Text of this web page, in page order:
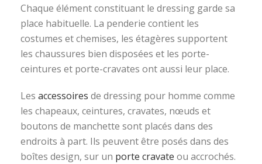
Chaque élément constituant le dressing garde sa
place habituelle. La penderie contient les
costumes et chemises, les étagères supportent
les chaussures bien disposées et les porte-
ceintures et porte-cravates ont aussi leur place.
Les accessoires de dressing pour homme comme
les chapeaux, ceintures, cravates, nœuds et
boutons de manchette sont placés dans des
endroits à part. Ils peuvent être posés dans des
boîtes design, sur un porte cravate ou accrochés.